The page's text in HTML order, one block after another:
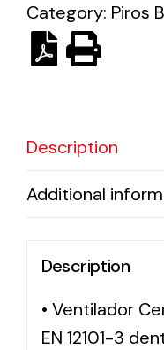
Solar lighting
Variety of solar
Category: Piros
Description
Additional
Description
• Ventilador
EN 12101-3